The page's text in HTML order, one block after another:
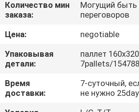
КОНТРОЛЬ
СВЯЖИТЕСЬ
С
НАМИ
Количество мин
заказа:
Могущий
переговоров
Цена:
negotiable
Упаковывая
детали:
паллет
7pallets/
Время
доставки:
7-суточный,
не нужно